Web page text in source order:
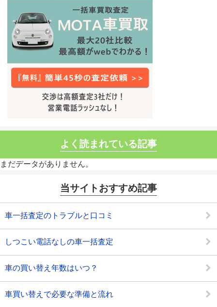
よく読まれている記事
まだデータがありません。
当サイトおすすめ記事
車一括査定のトラブルと口コミ
しつこい電話なしの車一括査定
車の買い替え年数はいつ？
車買い替えで必要な準備と流れ